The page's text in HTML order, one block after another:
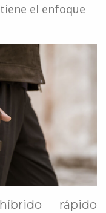
el enfoque
rápido